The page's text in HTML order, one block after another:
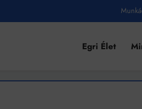
Egri Élet